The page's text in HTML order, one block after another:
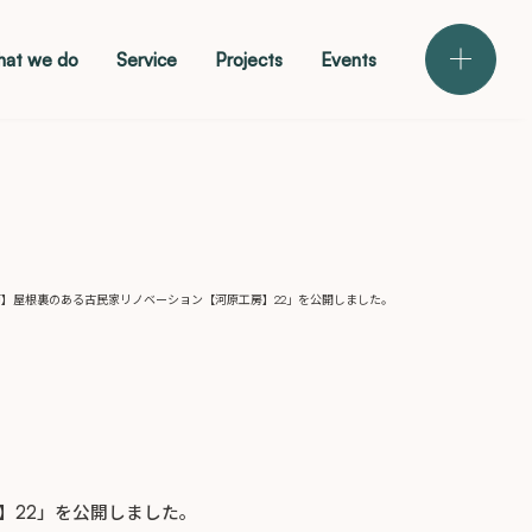
メニュー
we do Service Projects Events
屋根裏のある古民家リノベーション【河原工房】22」を公開しました。
22」を公開しました。